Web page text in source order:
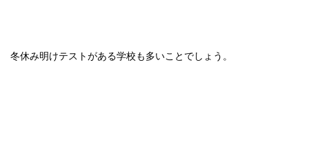
冬休み明けテストがある学校も多いことでしょう。